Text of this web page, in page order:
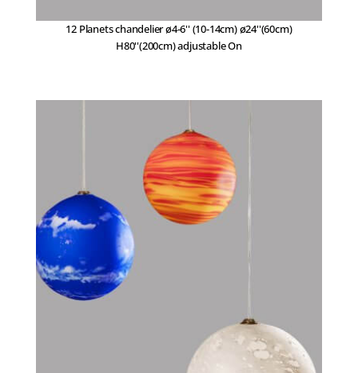
12 Planets chandelier ø4-6'' (10-14cm) ø24''(60cm)
H80''(200cm) adjustable On